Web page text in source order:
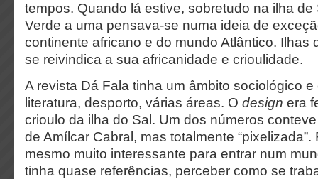
tempos. Quando lá estive, sobretudo na ilha
Verde a uma pensava-se numa ideia de
continente africano e do mundo Atlântico. Ilhas
se reivindica a sua africanidade e crioulidade.
A revista Dá Fala tinha um âmbito sociológico
literatura, desporto, várias áreas. O design era
crioulo da ilha do Sal. Um dos números
de Amílcar Cabral, mas totalmente “pixelizada”.
mesmo muito interessante para entrar num
tinha quase referências, perceber como se